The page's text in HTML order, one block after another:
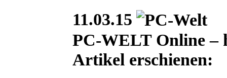
11.03.15
PC-WELT Online –
Artikel erschienen: